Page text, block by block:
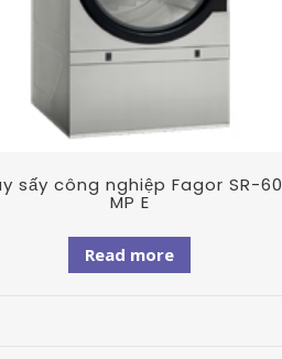
sấy công nghiệp Fagor SR-60
MP E
Read more